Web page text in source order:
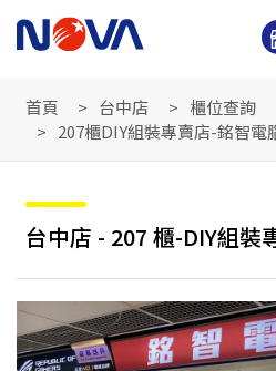
首頁 台中店
櫃位查詢
207櫃DIY組裝專賣店-銘智電
台中店 - 207 櫃-DIY組裝